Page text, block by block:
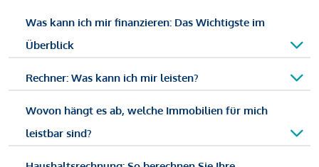
Was kann ich mir finanzieren: Das Wichtigste im
Überblick
Rechner: Was kann ich mir leisten?
Wovon hängt es ab, welche Immobilien für mich
leistbar sind?